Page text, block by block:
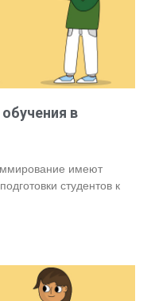
в
имеют
студентов к